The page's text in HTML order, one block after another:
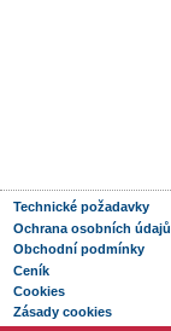
Technické požadavky
Ochrana osobních údajů
Obchodní podmínky
Ceník
Cookies
Zásady cookies